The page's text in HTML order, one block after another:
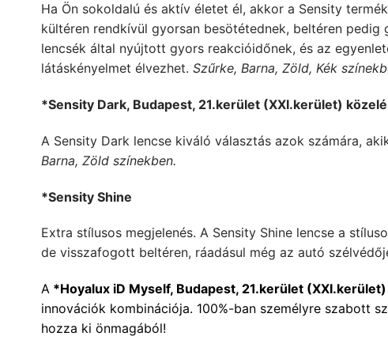
Ha Ön sokoldalú és aktív életet él, akkor a Sensity
kültéren rendkívül gyorsan besötétednek, beltéren
lencsék által nyújtott gyors reakcióidőnek, és az
látáskényelmet élvezhet. Szűrke, Barna, Zöld, Kék
*Sensity Dark, Budapest, 21.kerület (XXI.kerület)
A Sensity Dark lencse kiváló választás azok számára,
Barna, Zöld színekben.
*Sensity Shine
Extra stílusos megjelenés. A Sensity Shine lencse a
de visszafogott beltéren, ráadásul még az autó
A *Hoyalux iD Myself, Budapest, 21.kerület
innovációk kombinációja. 100%-ban személyre szabott
hozza ki önmagából!